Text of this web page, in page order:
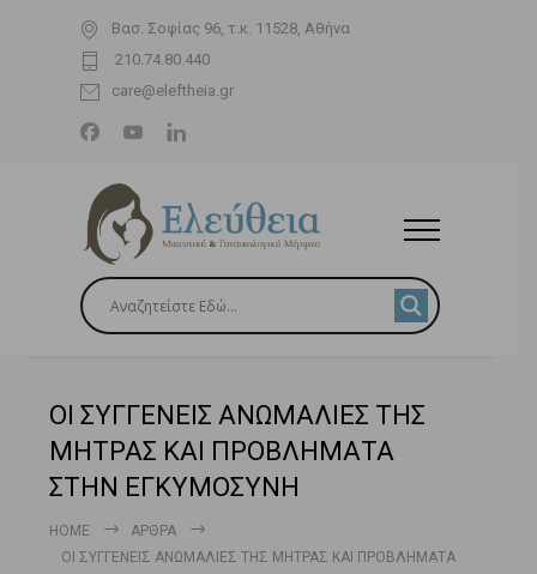
Βασ. Σοφίας 96, τ.κ. 11528, Αθήνα
210.74.80.440
care@eleftheia.gr
ΟΙ ΣΥΓΓΕΝΕΙΣ ΑΝΩΜΑΛΙΕΣ ΤΗΣ
ΜΗΤΡΑΣ ΚΑΙ ΠΡΟΒΛΗΜΑΤΑ
ΣΤΗΝ ΕΓΚΥΜΟΣΥΝΗ
HOME
ΆΡΘΡΑ
ΟΙ ΣΥΓΓΕΝΕΙΣ ΑΝΩΜΑΛΙΕΣ ΤΗΣ ΜΗΤΡΑΣ ΚΑΙ ΠΡΟΒΛΗΜΑΤΑ